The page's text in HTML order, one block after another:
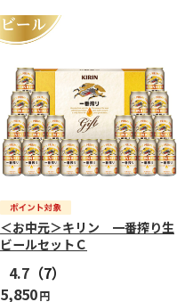
＜お中元＞キリン 一番搾り生
ビールセットＣ
4.7 （7）
5,850円